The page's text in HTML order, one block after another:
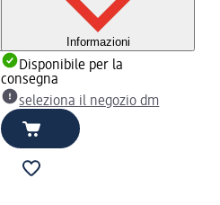
Informazioni
Disponibile per la
consegna
seleziona il negozio dm